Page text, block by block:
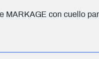
MARKAGE con cuello